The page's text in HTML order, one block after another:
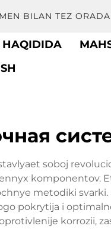
BILAN TEZ
HAQIDIDA
soboj
komponentov.
metodiki
pokrytija i
korrozii,